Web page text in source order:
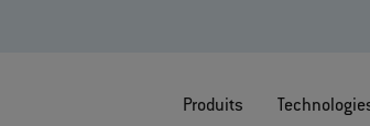
Produits